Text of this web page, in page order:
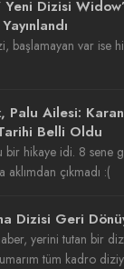
Dizisi
başlamayan var ise
Palu Ailesi:
Belli Oldu
bir hikaye idi. 8 sene
aklımdan çıkmadı :(
Dizisi Geri
yerini tutan bir
tüm kadro